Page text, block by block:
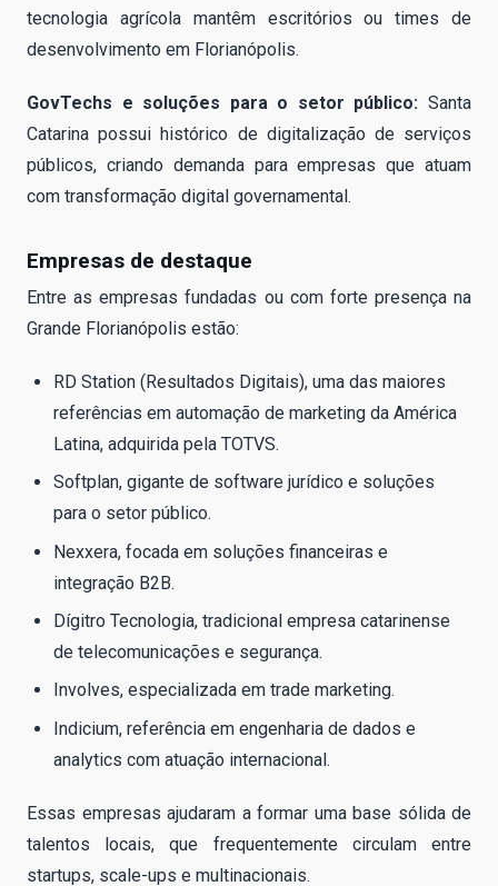
tecnologia agrícola mantêm escritórios ou times de
desenvolvimento em Florianópolis.
GovTechs e soluções para o setor público: Santa
Catarina possui histórico de digitalização de serviços
públicos, criando demanda para empresas que atuam
com transformação digital governamental.
Empresas de destaque
Entre as empresas fundadas ou com forte presença na
Grande Florianópolis estão:
RD Station (Resultados Digitais), uma das maiores
referências em automação de marketing da América
Latina, adquirida pela TOTVS.
Softplan, gigante de software jurídico e soluções
para o setor público.
Nexxera, focada em soluções financeiras e
integração B2B.
Dígitro Tecnologia, tradicional empresa catarinense
de telecomunicações e segurança.
Involves, especializada em trade marketing.
Indicium, referência em engenharia de dados e
analytics com atuação internacional.
Essas empresas ajudaram a formar uma base sólida de
talentos locais, que frequentemente circulam entre
startups, scale-ups e multinacionais.